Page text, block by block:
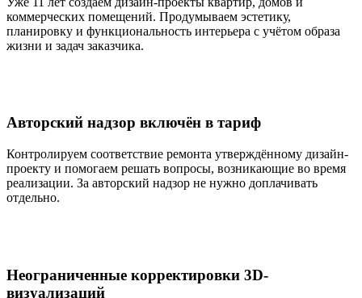
коммерческих помещений. Продумываем эстетику,
планировку и функциональность интерьера с учётом образа
жизни и задач заказчика.
Авторский надзор включён в тариф
Контролируем соответствие ремонта утверждённому дизайн-
проекту и помогаем решать вопросы, возникающие во время
реализации. За авторский надзор не нужно доплачивать
отдельно.
Неограниченные корректировки 3D-
визуализаций